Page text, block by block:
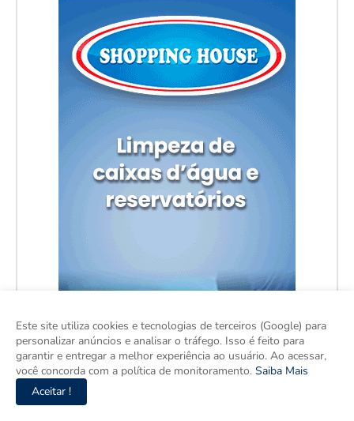
Este site utiliza cookies e tecnologias de terceiros (Google) para
personalizar anúncios e analisar o tráfego. Isso é feito para
garantir e entregar a melhor experiência ao usuário. Ao acessar,
você concorda com a política de monitoramento. Saiba Mais
Aceitar !